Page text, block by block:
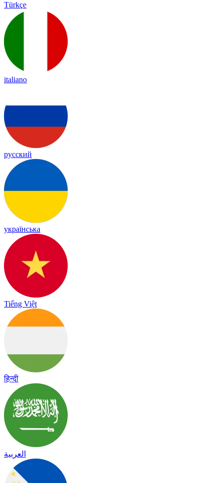
Türkçe
italiano
русский
українська
Tiếng Việt
हिन्दी
العربية